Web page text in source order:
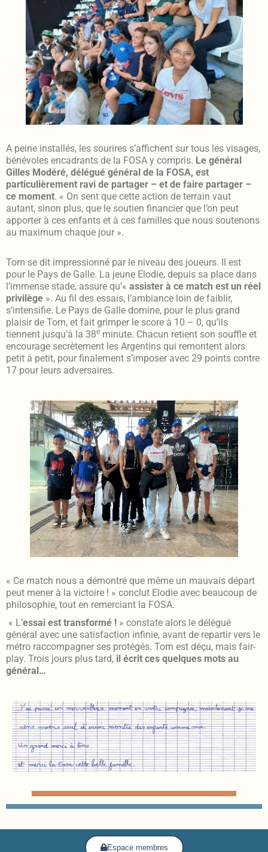
A peine installés, les sourires s’affichent sur tous les visages,
bénévoles encadrants de la FOSA y compris. Le général
Gilles Modéré, délégué général de la FOSA, est
particulièrement ravi de partager – et de faire partager –
ce moment. « On sent que cette action de terrain vaut
autant, sinon plus, que le soutien financier que l’on peut
apporter à ces enfants et à ces familles que nous soutenons
au maximum chaque jour ».
Tom se dit impressionné par le niveau des joueurs. Il est
pour le Pays de Galle. La jeune Elodie, depuis sa place dans
l’immense stade, assure qu’« assister à ce match est un réel
privilège ». Au fil des essais, l’ambiance loin de faiblir,
s’intensifie. Le Pays de Galle domine, pour le plus grand
plaisir de Tom, et fait grimper le score à 10 – 0, qu’ils
tiennent jusqu’à la 38e minute. Chacun retient son souffle et
encourage secrètement les Argentins qui remontent alors
petit à petit, pour finalement s’imposer avec 29 points contre
17 pour leurs adversaires.
« Ce match nous a démontré que même un mauvais départ
peut mener à la victoire ! » conclut Elodie avec beaucoup de
philosophie, tout en remerciant la FOSA.
« L’essai est transformé ! » constate alors le délégué
général avec une satisfaction infinie, avant de repartir vers le
métro raccompagner ses protégés. Tom est déçu, mais fair-
play. Trois jours plus tard, il écrit ces quelques mots au
général…
Espace membres